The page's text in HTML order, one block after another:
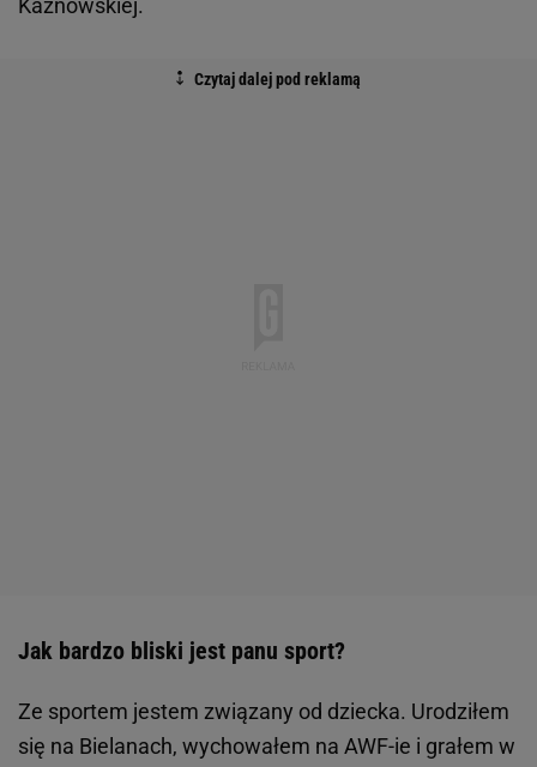
Kaznowskiej.
Jak bardzo bliski jest panu sport?
Ze sportem jestem związany od dziecka. Urodziłem
się na Bielanach, wychowałem na AWF-ie i grałem w